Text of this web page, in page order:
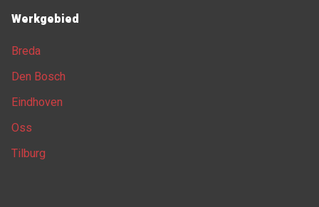
Werkgebied
Breda
Den Bosch
Eindhoven
Oss
Tilburg